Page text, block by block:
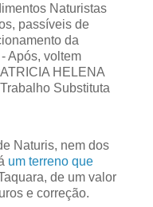
Naturistas
passíveis de
da
Após, voltem
HELENA
Substituta
Naturis, nem dos
um terreno que
de um valor
e correção.